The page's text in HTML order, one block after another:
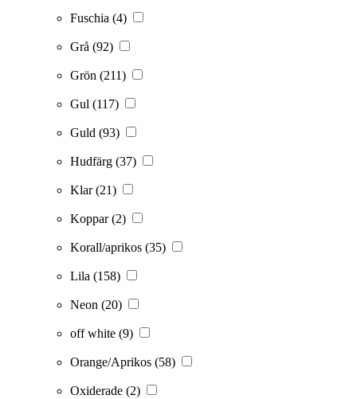
Fuschia (4)
Grå (92)
Grön (211)
Gul (117)
Guld (93)
Hudfärg (37)
Klar(21)
Koppar(2)
Korall/aprikos (35)
Lila (158)
Neon (20)
off white (9)
Orange/Aprikos (58)
Oxiderade (2)